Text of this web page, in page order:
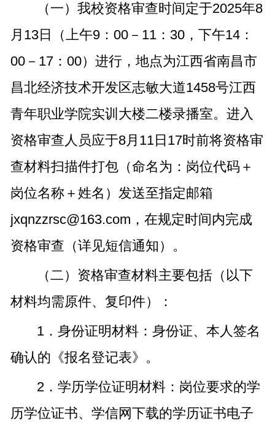
（一）我校资格审查时间定于2025年8
月13日（上午9：00－11：30，下午14：
00－17：00）进行，地点为江西省南昌市
昌北经济技术开发区志敏大道1458号江西
青年职业学院实训大楼二楼录播室。进入
资格审查人员应于8月11日17时前将资格审
查材料扫描件打包（命名为：岗位代码＋
岗位名称＋姓名）发送至指定邮箱
jxqnzzrsc@163.com，在规定时间内完成
资格审查（详见短信通知）。
（二）资格审查材料主要包括（以下
材料均需原件、复印件）：
1．身份证明材料：身份证、本人签名
确认的《报名登记表》。
2．学历学位证明材料：岗位要求的学
历学位证书、学信网下载的学历证书电子